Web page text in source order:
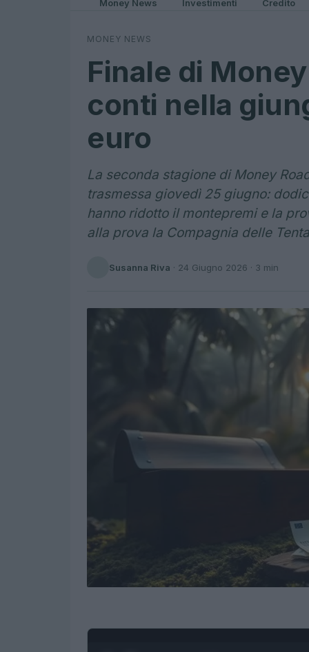
Money News Investimenti Credito
MONEY NEWS
Finale di
conti nella
euro
La seconda stagione di Money
trasmessa giovedì 25 giugno:
hanno ridotto il montepremi e la
alla prova la Compagnia delle
Susanna Riva · 24 Giugno 2026 · 3 min